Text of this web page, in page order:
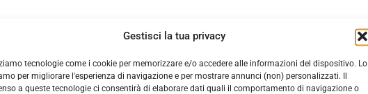
Gestisci la tua privacy
tecnologie come i cookie per memorizzare e/o accedere alle informazioni del dispositivo. Lo
per migliorare l'esperienza di navigazione e per mostrare annunci (non) personalizzati. Il
a queste tecnologie ci consentirà di elaborare dati quali il comportamento di navigazione o